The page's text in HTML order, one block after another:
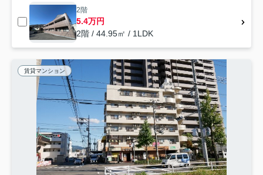
2階
5.4万円
2階 / 44.95㎡ / 1LDK
賃貸マンション